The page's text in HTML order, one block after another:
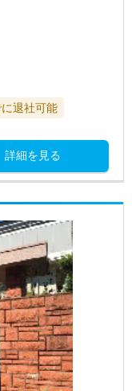
退社可能
詳細を見る